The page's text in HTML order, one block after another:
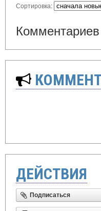
Сортировка:
ДЕЙСТВИЯ
Подписаться